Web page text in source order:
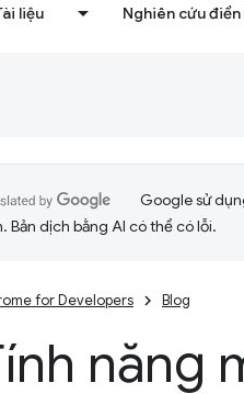
liệu Nghiên cứu điển
Google sử
Bản dịch bằng AI có thể có lỗi.
for Developers Blog
năng